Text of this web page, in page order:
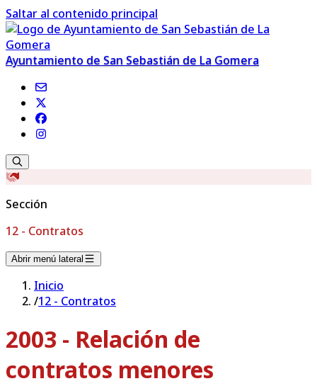
Saltar al contenido principal
Ayuntamiento de San Sebastián de La Gomera
Sección
12 - Contratos
Abrir menú lateral
Inicio
/12 - Contratos
2003 - Relación de
contratos menores